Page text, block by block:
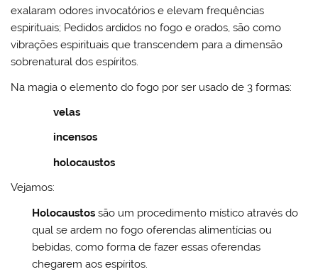
exalaram odores invocatórios e elevam frequências
espirituais; Pedidos ardidos no fogo e orados, são como
vibrações espirituais que transcendem para a dimensão
sobrenatural dos espíritos.
Na magia o elemento do fogo por ser usado de 3 formas:
velas
incensos
holocaustos
Vejamos:
Holocaustos são um procedimento místico através do
qual se ardem no fogo oferendas alimentícias ou
bebidas, como forma de fazer essas oferendas
chegarem aos espíritos.